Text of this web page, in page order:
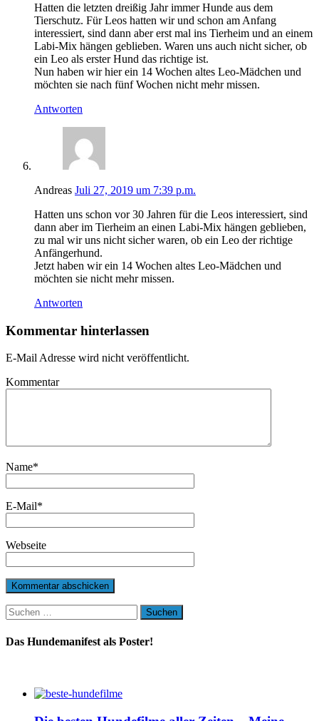
Hatten die letzten dreißig Jahr immer Hunde aus dem
Tierschutz. Für Leos hatten wir und schon am Anfang
interessiert, sind dann aber erst mal ins Tierheim und an einem
Labi-Mix hängen geblieben. Waren uns auch nicht sicher, ob
ein Leo als erster Hund das richtige ist.
Nun haben wir hier ein 14 Wochen altes Leo-Mädchen und
möchten sie nach fünf Wochen nicht mehr missen.
Antworten
Andreas Juli 27, 2019 um 7:39 p.m.
Hatten uns schon vor 30 Jahren für die Leos interessiert, sind
dann aber im Tierheim an einen Labi-Mix hängen geblieben,
zu mal wir uns nicht sicher waren, ob ein Leo der richtige
Anfängerhund.
Jetzt haben wir ein 14 Wochen altes Leo-Mädchen und
möchten sie nicht mehr missen.
Antworten
Kommentar hinterlassen
E-Mail Adresse wird nicht veröffentlicht.
Kommentar
Name*
E-Mail*
Webseite
Suchen
nach:
Das Hundemanifest als Poster!